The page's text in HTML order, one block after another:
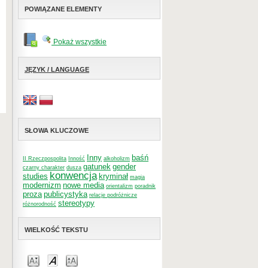
POWIĄZANE ELEMENTY
Pokaż wszystkie
JĘZYK / LANGUAGE
SŁOWA KLUCZOWE
II Rzeczpospolita Inność Inny alkoholizm baśń
czarny charakter dusza gatunek gender
studies konwencja kryminał magia
modernizm nowe media orientalizm poradnik
proza publicystyka relacje podróżnicze
różnorodność stereotypy
WIELKOŚĆ TEKSTU